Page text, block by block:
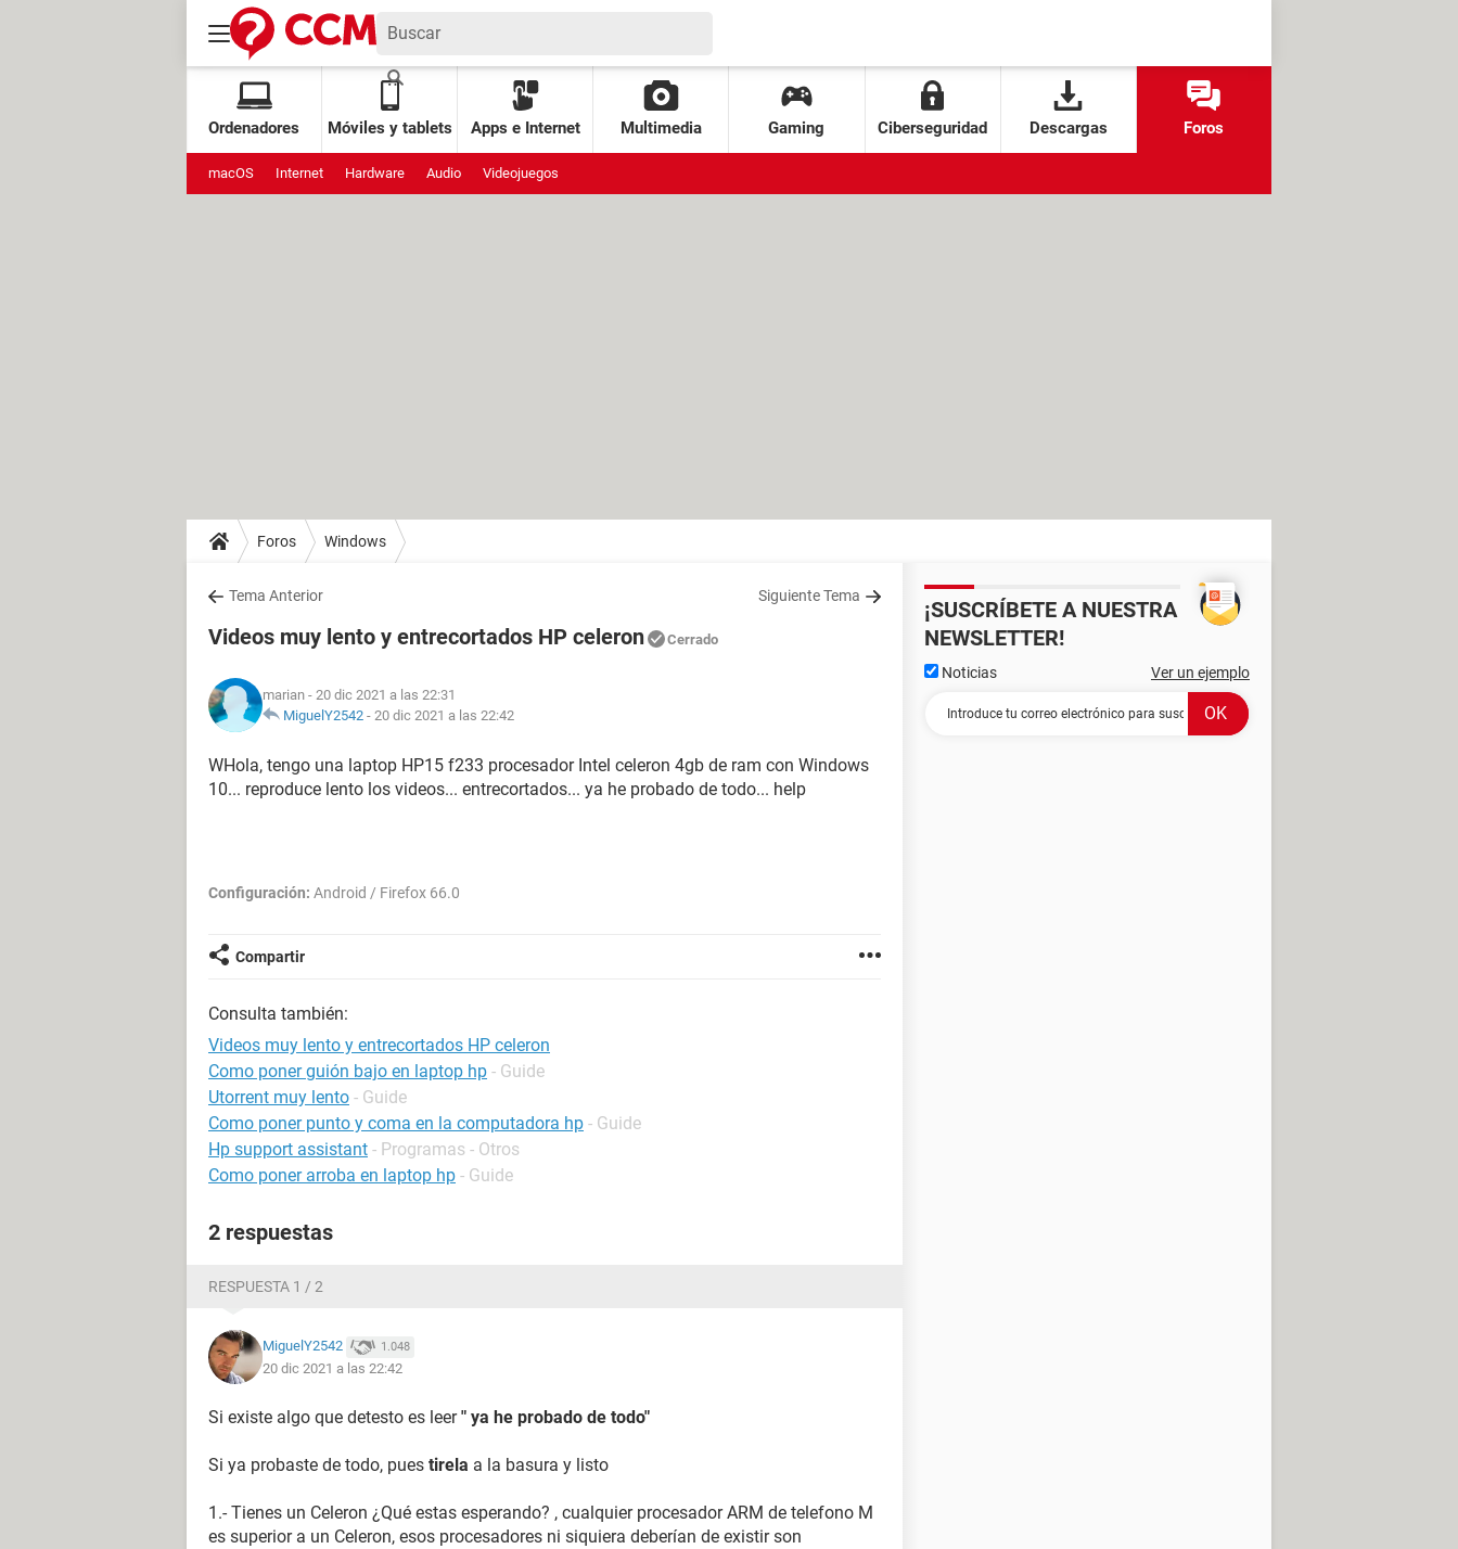
Ordenadores Móviles y tablets Apps e Internet Multimedia Gaming Ciberseguridad Descargas Foros
macOS Internet Hardware Audio Videojuegos
Foros Windows
Tema Anterior Siguiente Tema
Videos muy lento y entrecortados HP celeron Cerrado
marian - 20 dic 2021 a las 22:31
MiguelY2542 - 20 dic 2021 a las 22:42
WHola, tengo una laptop HP15 f233 procesador Intel celeron 4gb de ram con Windows
10... reproduce lento los videos... entrecortados... ya he probado de todo... help
Configuración: Android / Firefox 66.0
Compartir
Consulta también:
Videos muy lento y entrecortados HP celeron
Como poner guión bajo en laptop hp - Guide
Utorrent muy lento - Guide
Como poner punto y coma en la computadora hp - Guide
Hp support assistant - Programas - Otros
Como poner arroba en laptop hp - Guide
2 respuestas
RESPUESTA 1 / 2
MiguelY2542 1.048
20 dic 2021 a las 22:42
Si existe algo que detesto es leer" ya he probado de todo"
Si ya probaste de todo, pues tirela a la basura y listo
1.- Tienes un Celeron ¿Qué estas esperando? , cualquier procesador ARM de telefono M
es superior a un Celeron, esos procesadores ni siquiera deberían de existir son
¡SUSCRÍBETE A NUESTRA
NEWSLETTER!
Noticias Ver un ejemplo